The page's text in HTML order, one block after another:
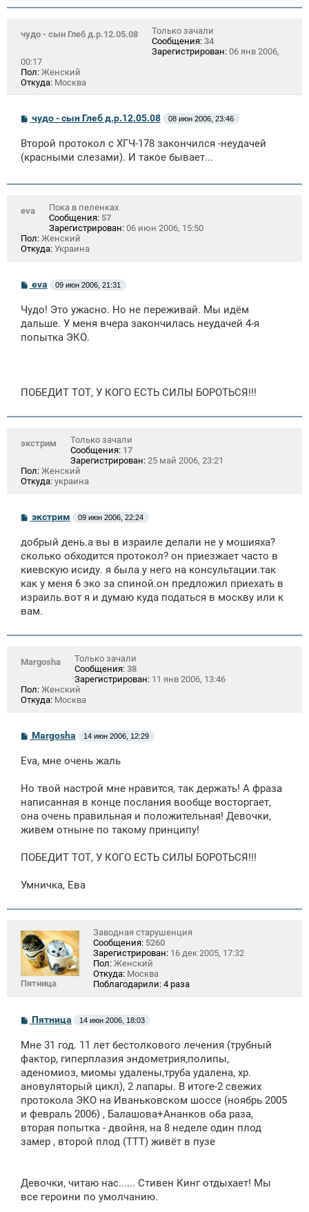
е
чудо - сын Глеб д.р.12.05.08
Только зачали
Сообщения: 34
Зарегистрирован: 06 янв 2006,
00:17
Пол: Женский
Откуда: Москва
С
о
б
щ
е
и
чудо - сын Глеб д.р.12.05.08 08 июн 2006, 23:46
Второй протокол с ХГЧ-178 закончился -неудачей
(красными слезами). И такое бывает...
eva
Пока в пеленках
Сообщения: 57
Зарегистрирован: 06 июн 2006, 15:50
Пол: Женский
Откуда: Украина
С
о
б
щ
н
eva 09 июн 2006, 21:31
Чудо! Это ужасно. Но не переживай. Мы идём
дальше. У меня вчера закончилась неудачей 4-я
попытка ЭКО.
ПОБЕДИТ ТОТ, У КОГО ЕСТЬ СИЛЫ БОРОТЬСЯ!!!
экстрим
Только зачали
Сообщения: 17
Зарегистрирован: 25 май 2006, 23:21
Пол: Женский
Откуда: украина
С
о
б
щ
н
и
экстрим 09 июн 2006, 22:24
добрый день.а вы в израиле делали не у мошияха?
сколько обходится протокол? он приезжает часто в
киевскую исиду. я была у него на консультации.так
как у меня 6 эко за спиной.он предложил приехать в
израиль.вот я и думаю куда податься в москву или к
вам.
Margosha
Только зачали
Сообщения: 38
Зарегистрирован: 11 янв 2006, 13:46
Пол: Женский
Откуда: Москва
С
о
б
н
и
Margosha 14 июн 2006, 12:29
Eva, мне очень жаль
Но твой настрой мне нравится, так держать! А фраза
написанная в конце послания вообще восторгает,
она очень правильная и положительная! Девочки,
живем отныне по такому принципу!
ПОБЕДИТ ТОТ, У КОГО ЕСТЬ СИЛЫ БОРОТЬСЯ!!!
Умничка, Ева
Пятница
Заводная старушенция
Сообщения: 5260
Зарегистрирован: 16 дек 2005, 17:32
Пол: Женский
Откуда: Москва
Поблагодарили: 4 раза
С
о
б
щ
н
и
Пятница 14 июн 2006, 18:03
Мне 31 год. 11 лет бестолкового лечения (трубный
фактор, гиперплазия эндометрия,полипы,
аденомиоз, миомы удалены,труба удалена, хр.
ановуляторый цикл), 2 лапары. В итоге-2 свежих
протокола ЭКО на Иваньковском шоссе (ноябрь 2005
и февраль 2006) , Балашова+Ананков оба раза,
вторая попытка - двойня, на 8 неделе один плод
замер , второй плод (ТТТ) живёт в пузе
Девочки, читаю нас...... Стивен Кинг отдыхает! Мы
все героини по умолчанию.